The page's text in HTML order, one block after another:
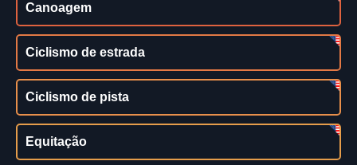
Canoagem
Ciclismo de estrada
Ciclismo de pista
Equitação